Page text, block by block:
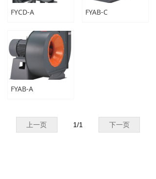
FYCD-A FYAB-C
FYAB-A
上一页 下一页
1/1